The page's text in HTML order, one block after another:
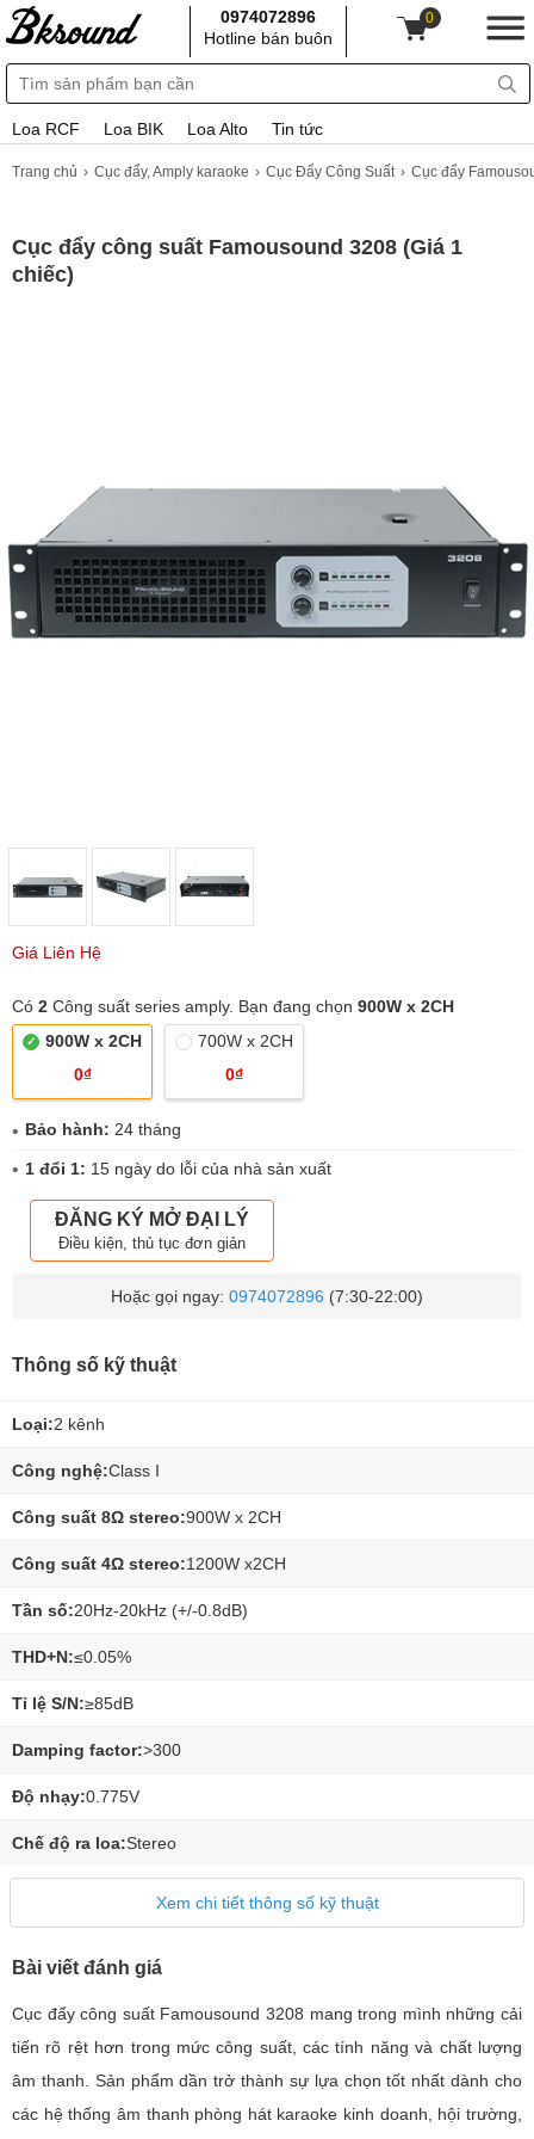
0974072896
Hotline bán buôn
0
Loa RCF Loa BIK Loa Alto Tin tức
Trang chủ Cục đẩy, Amply karaoke Cục Đẩy Công Suất Cục đẩy
Cục đẩy công suất Famousound 3208 (Giá 1
chiếc)
Giá Liên Hệ
Có 2 Công suất series amply. Bạn đang chọn 900W x 2CH
900W x 2CH
0₫
700W x 2CH
0₫
Bảo hành: 24 tháng
1 đổi 1: 15 ngày do lỗi của nhà sản xuất
ĐĂNG KÝ MỞ ĐẠI LÝ
Điều kiện, thủ tục đơn giản
Hoặc gọi ngay: 0974072896 (7:30-22:00)
Thông số kỹ thuật
Loại:2 kênh
Công nghệ:Class I
Công suất 8Ω stereo:900W x 2CH
Công suất 4Ω stereo:1200W x2CH
Tần số:20Hz-20kHz (+/-0.8dB)
THD+N:≤0.05%
Tỉ lệ S/N:≥85dB
Damping factor:>300
Độ nhạy:0.775V
Chế độ ra loa:Stereo
Xem chi tiết thông số kỹ thuật
Bài viết đánh giá
Cục đẩy công suất Famousound 3208 mang trong mình những cải
tiến rõ rệt hơn trong mức công suất, các tính năng và chất lượng
âm thanh. Sản phẩm dần trở thành sự lựa chọn tốt nhất dành cho
các hệ thống âm thanh phòng hát karaoke kinh doanh, hội trường,